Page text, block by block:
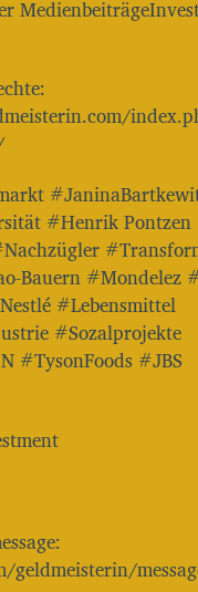
#Henrik Pontzen
Bauern #Mondelez
#Lebensmittel
#Sozalprojekte
#TysonFoods #JBS